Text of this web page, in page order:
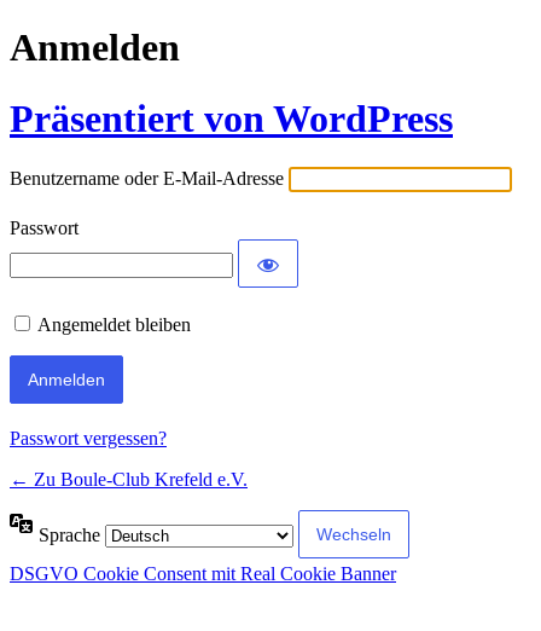
Anmelden
Präsentiert von WordPress
Benutzername oder E-Mail-Adresse
Passwort
Angemeldet bleiben
Passwort vergessen?
← Zu Boule-Club Krefeld e.V.
Sprache
DSGVO Cookie Consent mit Real Cookie Banner